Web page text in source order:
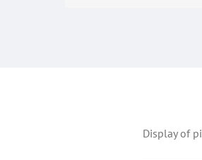
Display of